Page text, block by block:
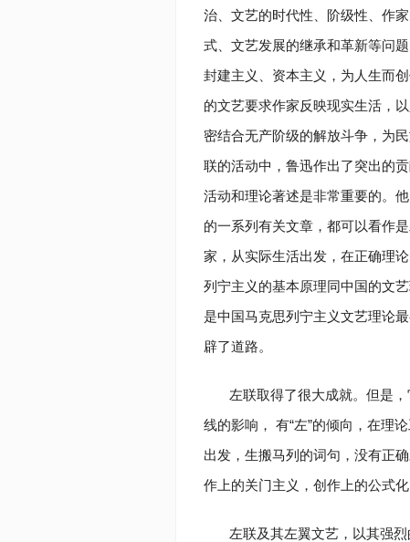
治、文艺的时代性、阶级性、作
式、文艺发展的继承和革新等问
封建主义、资本主义，为人生而
的文艺要求作家反映现实生活，
密结合无产阶级的解放斗争，为
联的活动中，鲁迅作出了突出的
活动和理论著述是非常重要的。
的一系列有关文章，都可以看作
家，从实际生活出发，在正确理
列宁主义的基本原理同中国的文
是中国马克思列宁主义文艺理论
辟了道路。
左联取得了很大成就。但是
线的影响， 有“左”的倾向，在理
出发，生搬马列的词句，没有正
作上的关门主义，创作上的公式
左联及其左翼文艺，以其强